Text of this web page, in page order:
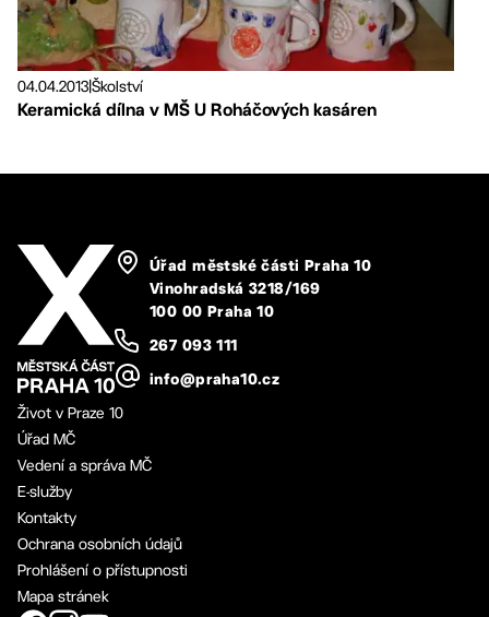
04.04.2013Školství
Keramická dílna v MŠ U Roháčových kasáren
Úřad městské části Praha 10
Vinohradská 3218/169
100 00 Praha 10
267 093 111
info@praha10.cz
Život v Praze 10
Úřad MČ
Vedení a správa MČ
E-služby
Kontakty
Ochrana osobních údajů
Prohlášení o přístupnosti
Mapa stránek